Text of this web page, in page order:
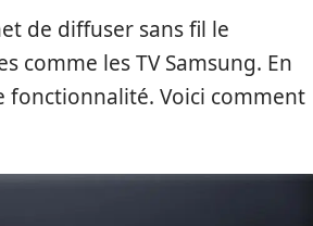
de diffuser sans fil le
comme les TV Samsung. En
fonctionnalité. Voici comment